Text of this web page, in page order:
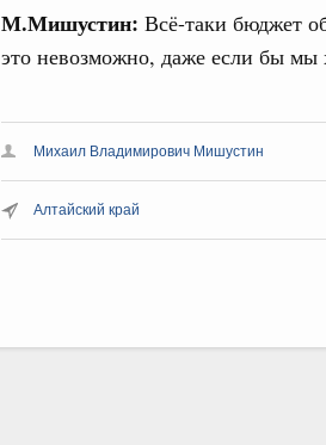
М.Мишустин: Всё-таки бюджет
это невозможно, даже если бы мы
Михаил Владимирович Мишустин
Алтайский край